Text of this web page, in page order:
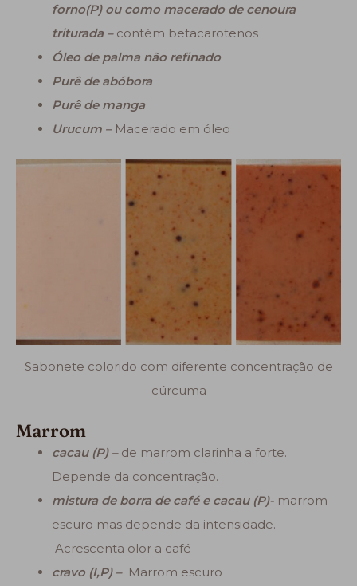
forno(P) ou como macerado de cenoura
triturada – contém betacarotenos
Óleo de palma não refinado
Purê de abóbora
Purê de manga
Urucum – Macerado em óleo
Sabonete colorido com diferente concentração de
cúrcuma
Marrom
cacau (P) –de marrom clarinha a forte.
Depende da concentração.
mistura de borra de café e cacau (P)- marrom
escuro mas depende da intensidade.
Acrescenta olor a café
cravo (I,P) – Marrom escuro